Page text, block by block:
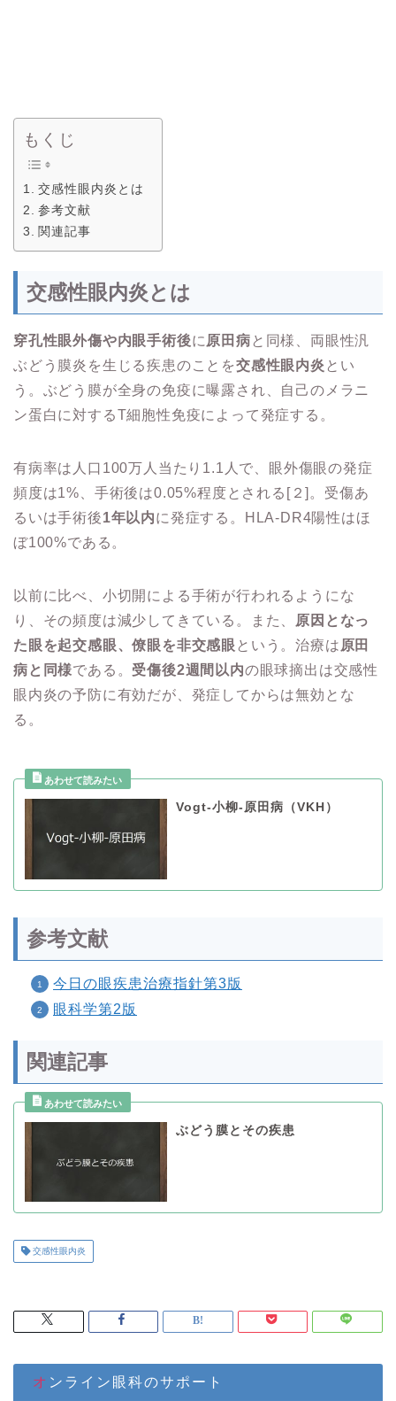
もくじ
交感性眼内炎とは
参考文献
関連記事
交感性眼内炎とは
穿孔性眼外傷や内眼手術後に 原田病 と同様、両眼性汎
ぶどう膜炎を生じる疾患のことを交感性眼内炎 とい
う。ぶどう膜が全身の免疫に曝露され、自己のメラニ
ン蛋白に対するT細胞性免疫によって発症する。
有病率は人口100万人当たり1.1人で、眼外傷眼の発症
頻度は1%、手術後は0.05%程度とされる[２]。受傷あ
るいは手術後1年以内に発症する。HLA-DR4陽性はほ
ぼ100%である。
以前に比べ、小切開による手術が行われるようにな
り、その頻度は減少してきている。また、
原因となっ
た眼を起交感眼、僚眼を非交感眼 という。治療は 原田
病と同様である。 受傷後2週間以内の眼球摘出は交感性
眼内炎の予防に有効だが、発症してからは無効とな
る。
Vogt-小柳-原田病（VKH）
参考文献
今日の眼疾患治療指針第3版
眼科学第2版
関連記事
ぶどう膜とその疾患
交感性眼内炎
オンライン眼科のサポート